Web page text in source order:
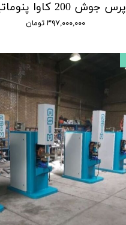
پرس جوش 200 کاوا پنوماتیک
۳۹۷,۰۰۰,۰۰۰ تومان